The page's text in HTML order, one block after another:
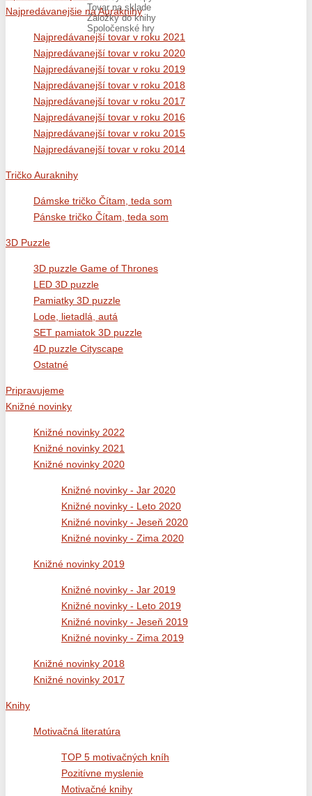
Tovar na sklade
Záložky do knihy
Spoločenské hry
Najpredávanejšie na Auraknihy
Najpredávanejší tovar v roku 2021
Najpredávanejší tovar v roku 2020
Najpredávanejší tovar v roku 2019
Najpredávanejší tovar v roku 2018
Najpredávanejší tovar v roku 2017
Najpredávanejší tovar v roku 2016
Najpredávanejší tovar v roku 2015
Najpredávanejší tovar v roku 2014
Tričko Auraknihy
Dámske tričko Čítam, teda som
Pánske tričko Čítam, teda som
3D Puzzle
3D puzzle Game of Thrones
LED 3D puzzle
Pamiatky 3D puzzle
Lode, lietadlá, autá
SET pamiatok 3D puzzle
4D puzzle Cityscape
Ostatné
Pripravujeme
Knižné novinky
Knižné novinky 2022
Knižné novinky 2021
Knižné novinky 2020
Knižné novinky - Jar 2020
Knižné novinky - Leto 2020
Knižné novinky - Jeseň 2020
Knižné novinky - Zima 2020
Knižné novinky 2019
Knižné novinky - Jar 2019
Knižné novinky - Leto 2019
Knižné novinky - Jeseň 2019
Knižné novinky - Zima 2019
Knižné novinky 2018
Knižné novinky 2017
Knihy
Motivačná literatúra
TOP 5 motivačných kníh
Pozitívne myslenie
Motivačné knihy